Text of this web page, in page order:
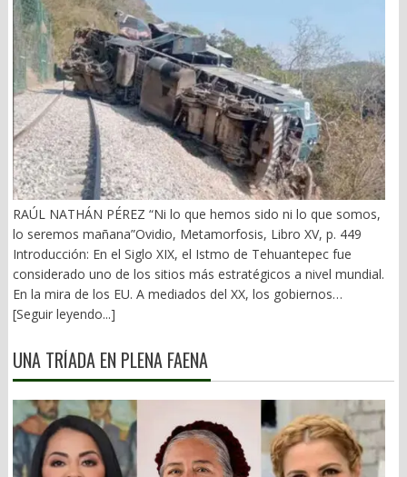
RAÚL NATHÁN PÉREZ “Ni lo que hemos sido ni lo que somos,
lo seremos mañana”Ovidio, Metamorfosis, Libro XV, p. 449
Introducción: En el Siglo XIX, el Istmo de Tehuantepec fue
considerado uno de los sitios más estratégicos a nivel mundial.
En la mira de los EU. A mediados del XX, los gobiernos
emanados del PRI iniciaron una serie de proyectos, todos
Transístmico, Proyecto Alfa-Omega, Plan Puebla-Panamá y
otros. En 2018, la 4T volvió a la carga, considerándolo uno de
por la corrupción y la complicidad. Sobre la vieja vía inaugurada
por el general Porfirio Díaz (1907), se montaron nuevas vías. En
2026 sigue siendo un fiasco. 1).- La primera falacia Se ha dicho
[Seguir leyendo...]
UNA TRÍADA EN PLENA FAENA